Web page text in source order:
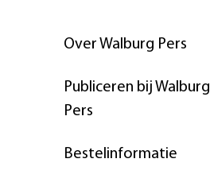
Over Walburg Pers
Publiceren bij Walburg
Pers
Bestelinformatie